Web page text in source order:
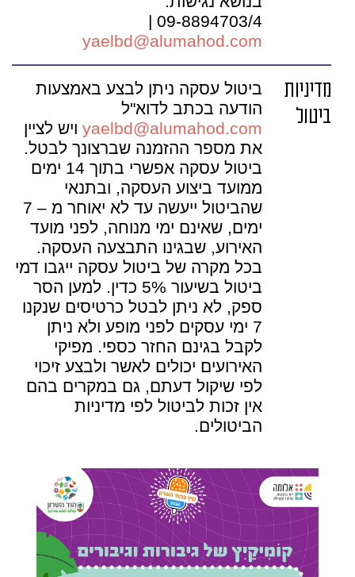
09-8894703/4 |
yaelbd@alumahod.com
מדיניות
ביטול
ביטול עסקה ניתן לבצע באמצעות
הודעה בכתב לדוא"ל
yaelbd@alumahod.com ויש לציין
את מספר ההזמנה שברצונך לבטל.
ביטול עסקה אפשרי בתוך 14 ימים
ממועד ביצוע העסקה, ובתנאי
שהביטול ייעשה עד לא יאוחר מ – 7
ימים, שאינם ימי מנוחה, לפני מועד
האירוע, שבגינו התבצעה העסקה.
בכל מקרה של ביטול עסקה ייגבו דמי
ביטול בשיעור 5% כדין. למען הסר
ספק, לא ניתן לבטל כרטיסים שנקנו
7 ימי עסקים לפני מופע ולא ניתן
לקבל בגינם החזר כספי. מפיקי
האירועים יכולים לאשר ולבצע זיכוי
לפי שיקול דעתם, גם במקרים בהם
אין זכות לביטול לפי מדיניות
הביטולים.